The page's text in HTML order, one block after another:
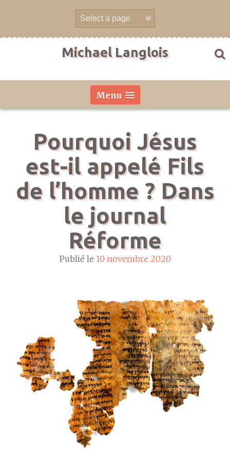
Michael Langlois
Menu
Pourquoi Jésus
est-il appelé Fils
de l’homme ? Dans
le journal
Réforme
Publié le 10 novembre 2020